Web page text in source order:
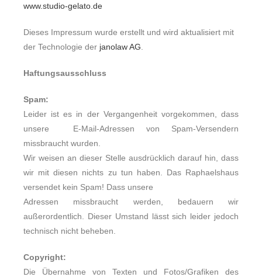
www.studio-gelato.de
Dieses Impressum wurde erstellt und wird aktualisiert mit
der Technologie der janolaw AG
Haftungsausschluss
Spam:
Leider ist es in der Vergangenheit vorgekommen, dass
unsere
E-Mail-Adressen von Spam-Versendern
missbraucht wurden.
Wir weisen an dieser Stelle ausdrücklich darauf hin, dass
wir mit diesen nichts zu tun haben. Das Raphaelshaus
versendet kein Spam! Dass unsere
Adressen missbraucht werden, bedauern wir
außerordentlich. Dieser Umstand lässt sich leider jedoch
technisch nicht beheben.
Copyright:
Die Übernahme von Texten und Fotos/Grafiken des